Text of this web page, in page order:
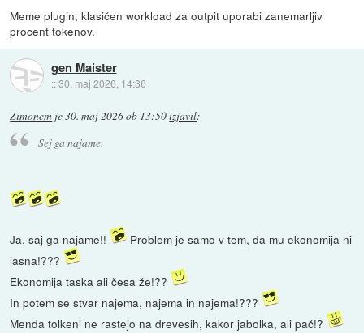
Meme plugin, klasičen workload za outpit uporabi zanemarljiv
procent tokenov.
gen Maister
::30. maj 2026, 14:36
Zimonem je30. maj 2026 ob 13:50izjavil:
Sej ga najame.
Ja, saj ga najame!!
Problem je samo v tem, da mu ekonomija ni
jasna!???
Ekonomija taska ali česa že!??
In potem se stvar najema, najema in najema!???
Menda tolkeni ne rastejo na drevesih, kakor jabolka, ali pač!?